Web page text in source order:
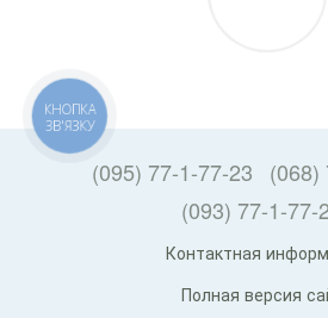
(095) 77-1-77-23
(068)
(093) 77-1-77-
Контактная
Полная версия
КНОПКА
ЗВ'ЯЗКУ